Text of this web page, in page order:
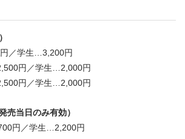
／学生…3,200円
円／学生…2,000円
円／学生…2,000円
売当日のみ有効）
円／学生…2,200円